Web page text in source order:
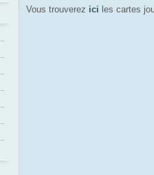
Vous trouverez ici les cartes